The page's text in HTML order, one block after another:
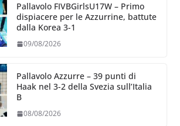
Pallavolo FIVBGirlsU17W – Primo
dispiacere per le Azzurrine, battute
dalla Korea 3-1
09/08/2026
Pallavolo Azzurre – 39 punti di
Haak nel 3-2 della Svezia sull’Italia
B
08/08/2026